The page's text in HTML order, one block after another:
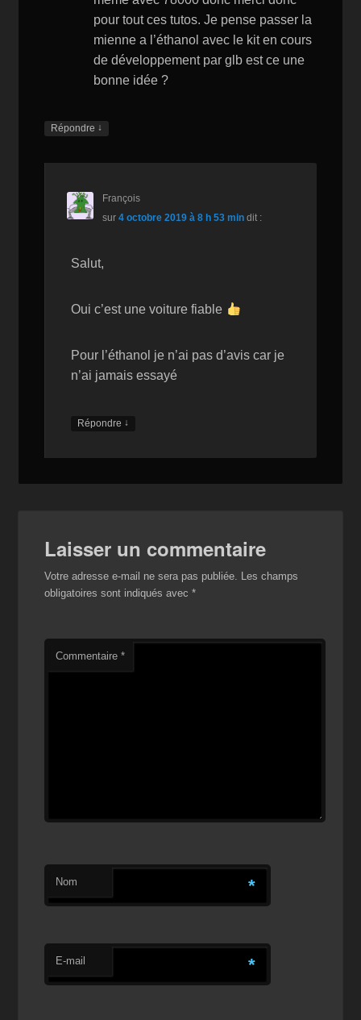
pour tout ces tutos. Je pense passer la
mienne a l’éthanol avec le kit en cours
de développement par glb est ce une
bonne idée ?
Répondre ↓
François
sur 4 octobre 2019 à 8 h 53 min dit :
Salut,
Oui c’est une voiture fiable
Pour l’éthanol je n’ai pas d’avis car je
n’ai jamais essayé
Répondre ↓
Laisser un commentaire
Votre adresse e-mail ne sera pas publiée.
Les champs
obligatoires sont indiqués avec*
Commentaire*
Nom *
E-mail *